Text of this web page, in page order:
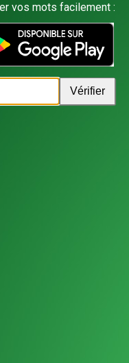
vos mots facilement :